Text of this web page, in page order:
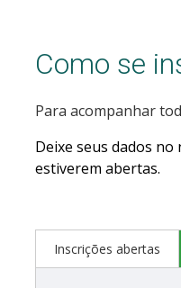
Como se
Para acompanhar
Deixe seus dados no
estiverem abertas.
Inscrições abertas